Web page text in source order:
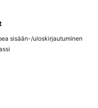
sisään-/uloskirjautuminen